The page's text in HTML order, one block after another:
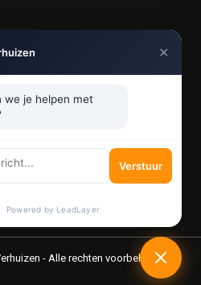
Nuttige links
Tarieven
- Alle rechten voorbehouden
✕
we je helpen met
Verstuur
Powered by LeadLayer